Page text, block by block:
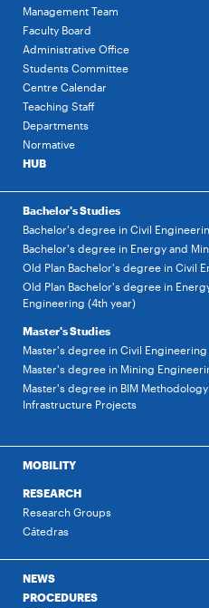
Management Team
Faculty Board
Administrative Office
Students Committee
Centre Calendar
Teaching Staff
Departments
Normative
HUB
Bachelor's Studies
Bachelor's degree in Civil
Bachelor's degree in Energy and
Old Plan Bachelor's degree in Civil
Old Plan Bachelor's degree in
Engineering (4th year)
Master's Studies
Master's degree in Civil Engineering
Master's degree in Mining
Master's degree in BIM
Infrastructure Projects
MOBILITY
RESEARCH
Research Groups
Cátedras
NEWS
PROCEDURES